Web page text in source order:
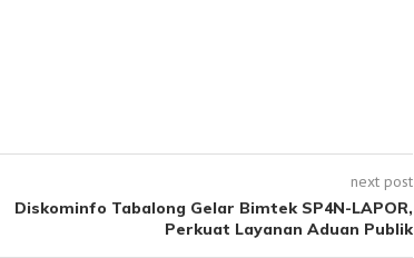
next post
Diskominfo Tabalong Gelar Bimtek SP4N-LAPOR,
Perkuat Layanan Aduan Publik